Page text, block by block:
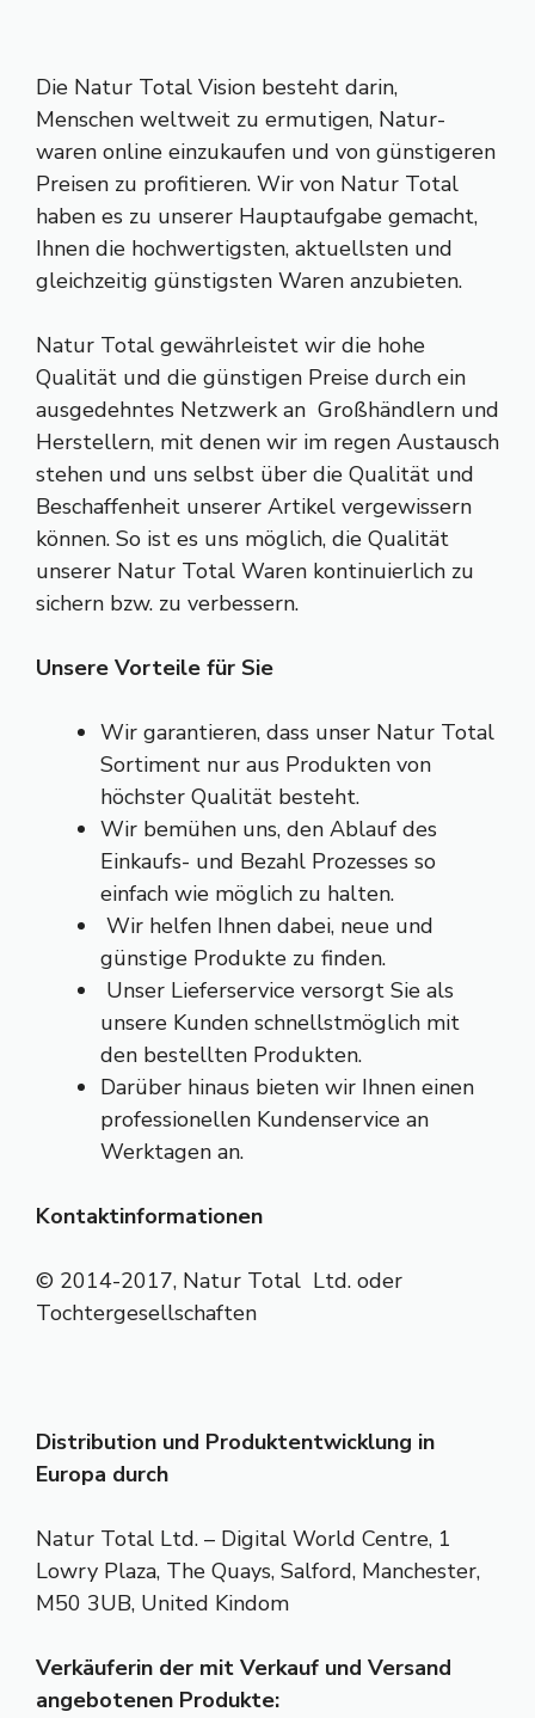
Die Natur Total Vision besteht darin,
Menschen weltweit zu ermutigen, Natur-
waren online einzukaufen und von günstigeren
Preisen zu profitieren. Wir von Natur Total
haben es zu unserer Hauptaufgabe gemacht,
Ihnen die hochwertigsten, aktuellsten und
gleichzeitig günstigsten Waren anzubieten.
Natur Total gewährleistet wir die hohe
Qualität und die günstigen Preise durch ein
ausgedehntes Netzwerk an Großhändlern und
Herstellern, mit denen wir im regen Austausch
stehen und uns selbst über die Qualität und
Beschaffenheit unserer Artikel vergewissern
können. So ist es uns möglich, die Qualität
unserer Natur Total Waren kontinuierlich zu
sichern bzw. zu verbessern.
Unsere Vorteile für Sie
Wir garantieren, dass unser Natur Total
Sortiment nur aus Produkten von
höchster Qualität besteht.
Wir bemühen uns, den Ablauf des
Einkaufs- und Bezahl Prozesses so
einfach wie möglich zu halten.
Wir helfen Ihnen dabei, neue und
günstige Produkte zu finden.
Unser Lieferservice versorgt Sie als
unsere Kunden schnellstmöglich mit
den bestellten Produkten.
Darüber hinaus bieten wir Ihnen einen
professionellen Kundenservice an
Werktagen an.
Kontaktinformationen
© 2014-2017, Natur Total Ltd. oder
Tochtergesellschaften
Distribution und Produktentwicklung in
Europa durch
Natur Total Ltd. – Digital World Centre, 1
Lowry Plaza, The Quays, Salford, Manchester,
M50 3UB, United Kindom
Verkäuferin der mit Verkauf und Versand
angebotenen Produkte: